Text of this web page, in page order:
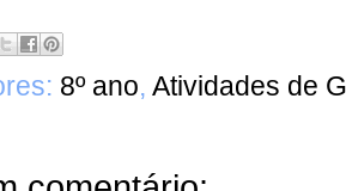
8º ano,Atividades de